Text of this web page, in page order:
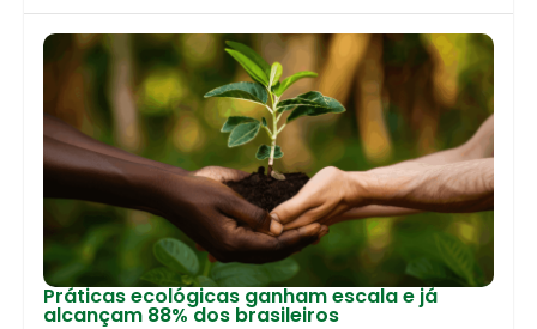
Práticas ecológicas ganham escala e já
alcançam 88% dos brasileiros